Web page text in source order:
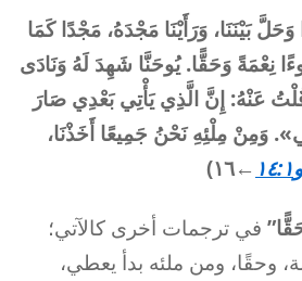
بَيْنَنَا، وَرَأَيْنَا مَجْدَهُ، مَجْدًا كَمَا
نِعْمَةً وَحَقًّا. يُوحَنَّا شَهِدَ لَهُ وَنَادَى
عَنْهُ: إِنَّ الَّذِي يَأْتِي بَعْدِي صَارَ
وَمِنْ مِلْئِهِ نَحْنُ جَمِيعًا أَخَذْنَا،
←١٦)
في ترجمات أخرى كالآتي؛
وحقًا، ومن ملئه بدأ يعطي،